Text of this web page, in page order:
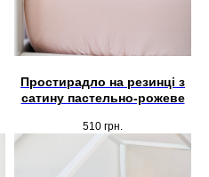
Простирадло на резинці з
сатину пастельно-рожеве
510 грн.